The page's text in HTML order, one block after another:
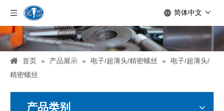
简体中文
首页 » 产品展示 » 电子/超薄头/精密螺丝 »
电子/超薄头/
精密螺丝
产品类别